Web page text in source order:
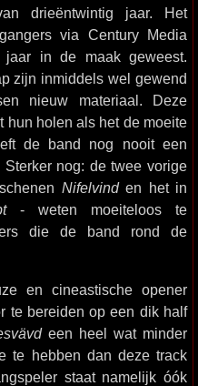
drieëntwintig jaar. Het
via Century Media
jaar in de maak geweest.
zijn inmiddels wel gewend
nieuw materiaal. Deze
hun holen als het de moeite
de band nog nooit een
nog: de twee vorige
Nifelvinden het in
- weten moeiteloos te
die de band rond de
en cineastische opener
te bereiden op een dik half
een heel wat minder
te hebben dan deze track
staat namelijk óók